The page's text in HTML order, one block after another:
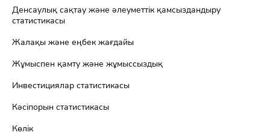
Денсаулық сақтау және әлеуметтік қамсыздандыру
статистикасы
Жалақы және еңбек жағдайы
Жұмыспен қамту және жұмыссыздық
Инвестициялар статистикасы
Кәсіпорын статистикасы
Көлік